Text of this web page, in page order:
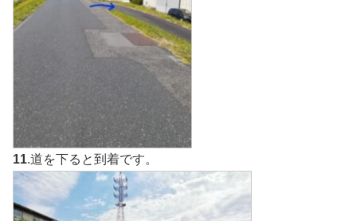
11.道を下ると到着です。